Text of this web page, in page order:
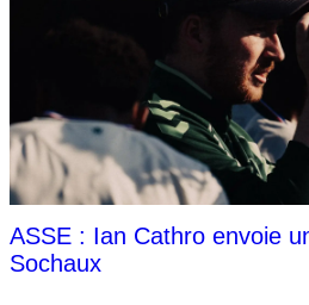
ASSE : Ian Cathro envoie
Sochaux